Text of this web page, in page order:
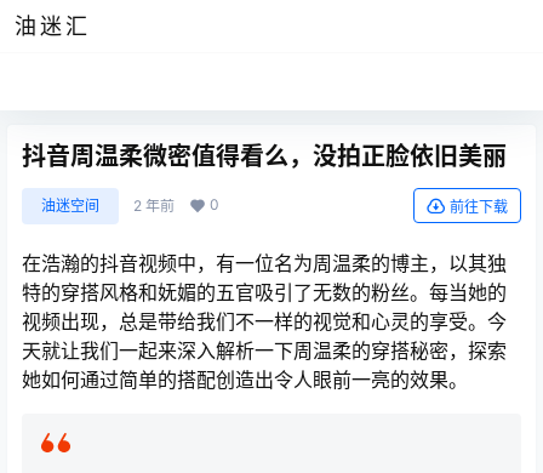
油迷汇
抖音周温柔微密值得看么，没拍正脸依旧美丽
油迷空间 2 年前 0 前往下载
在浩瀚的抖音视频中，有一位名为周温柔的博主，以其独
特的穿搭风格和妩媚的五官吸引了无数的粉丝。每当她的
视频出现，总是带给我们不一样的视觉和心灵的享受。今
天就让我们一起来深入解析一下周温柔的穿搭秘密，探索
她如何通过简单的搭配创造出令人眼前一亮的效果。